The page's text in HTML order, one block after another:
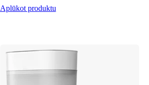
Aplūkot produktu